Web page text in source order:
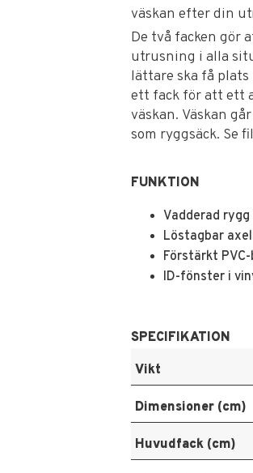
väskan efter din
De två facken gör
utrusning i alla
lättare ska få
ett fack för att ett
väskan. Väskan
som ryggsäck. Se
FUNKTION
Vadderad
Löstagbar
Förstärkt
ID-fönster i
SPECIFIKATION
Vikt
Dimensioner (cm)
Huvudfack (cm)